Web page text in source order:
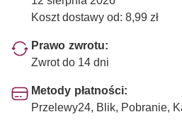
Koszt dostawy od: 8,99 zł
Prawo zwrotu:
Zwrot do 14 dni
Metody płatności:
Przelewy24, Blik, Pobranie,